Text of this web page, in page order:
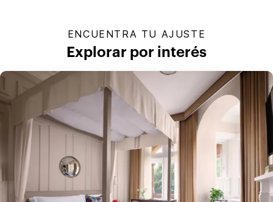
ENCUENTRA TU AJUSTE
Explorar por interés